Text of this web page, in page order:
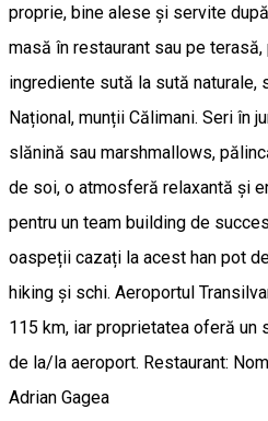
proprie, bine alese și servite
masă în restaurant sau pe terasă,
ingrediente sută la sută naturale,
Național, munții Călimani. Seri în
slănină sau marshmallows,
de soi, o atmosferă relaxantă și
pentru un team building de
oaspeții cazați la acest han pot
hiking și schi. Aeroportul
115 km, iar proprietatea oferă un
de la/la aeroport. Restaurant:
Adrian Gagea